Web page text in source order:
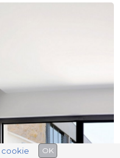
cookie OK